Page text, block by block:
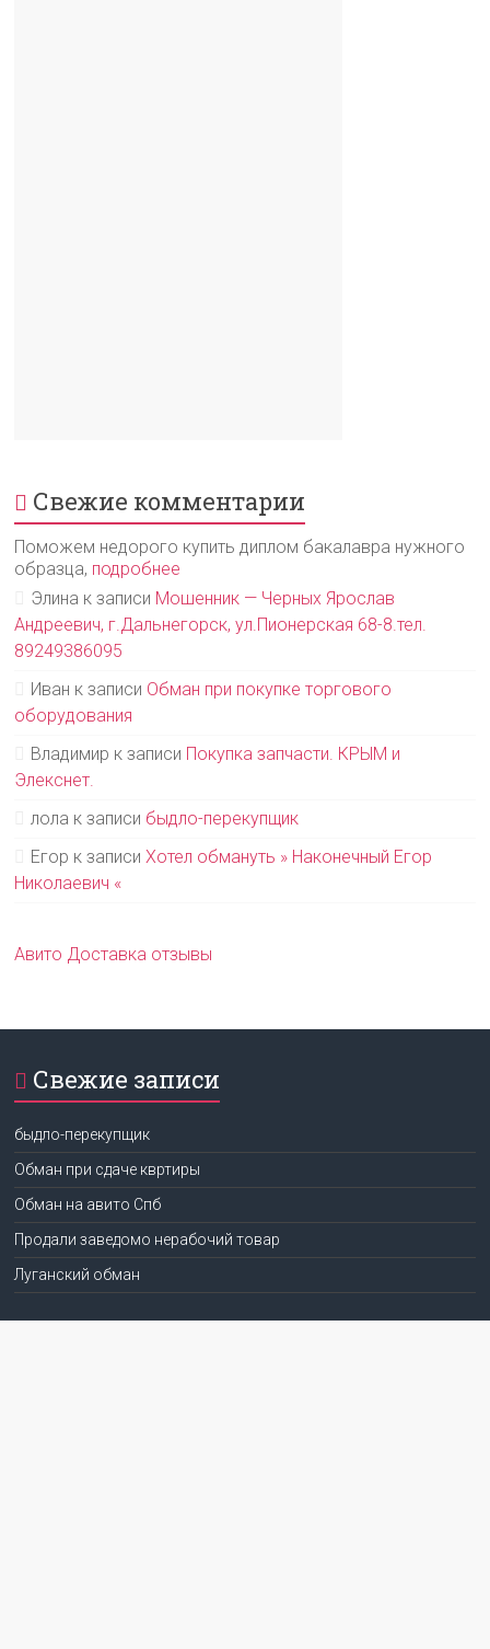
Свежие комментарии
Поможем недорого купить диплом бакалавра нужного
образца, подробнее
Элина к записи Мошенник — Черных Ярослав
Андреевич, г.Дальнегорск, ул.Пионерская 68-8.тел.
89249386095
Иван к записи Обман при покупке торгового
оборудования
Владимир к записи Покупка запчасти. КРЫМ и
Элекснет.
лола к записи быдло-перекупщик
Егор к записиХотел обмануть » Наконечный Егор
Николаевич «
Авито Доставка отзывы
Свежие записи
быдло-перекупщик
Обман при сдаче квртиры
Обман на авито Спб
Продали заведомо нерабочий товар
Луганский обман